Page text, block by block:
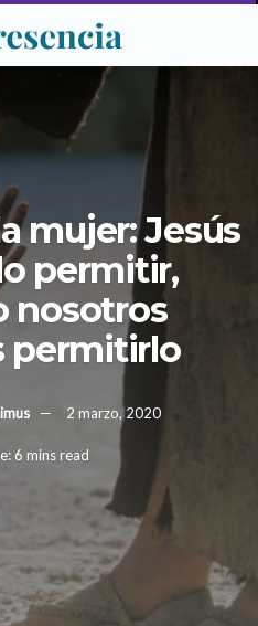
mujer: Jesús
permitir,
nosotros
permitirlo
2 marzo, 2020
6 mins read